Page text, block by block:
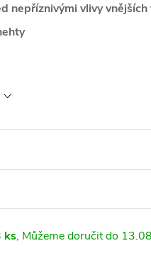
nepříznivými vlivy
ks